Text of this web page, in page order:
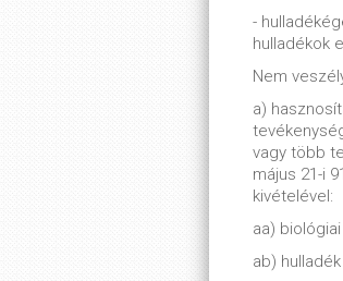
-
hulladékok
Nem
a)
vagy több
május 21-i
kivételével:
aa)
ab)